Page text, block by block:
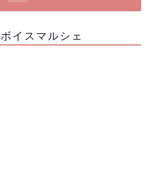
イスマルシェ